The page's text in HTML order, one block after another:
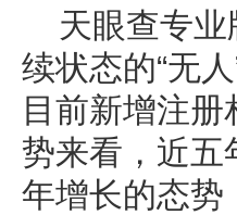
天眼查专
续状态的“无
目前新增注
势来看，近五
年增长的态势